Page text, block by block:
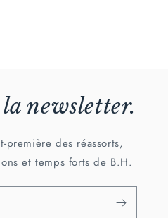
newsletter.
première des réassorts,
et temps forts de B.H.